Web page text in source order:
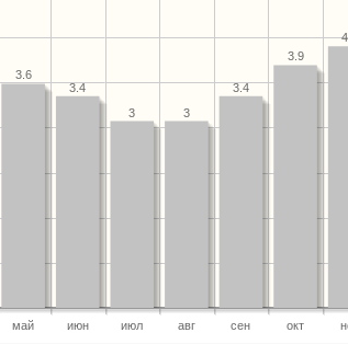
май июн июл авг сен окт
3.9
3.4
3
3
3.4
3.6